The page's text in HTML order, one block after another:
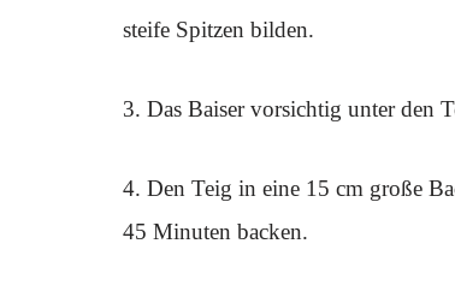
steife Spitzen bilden.
3. Das Baiser vorsichtig unter den
4. Den Teig in eine 15 cm große
45 Minuten backen.